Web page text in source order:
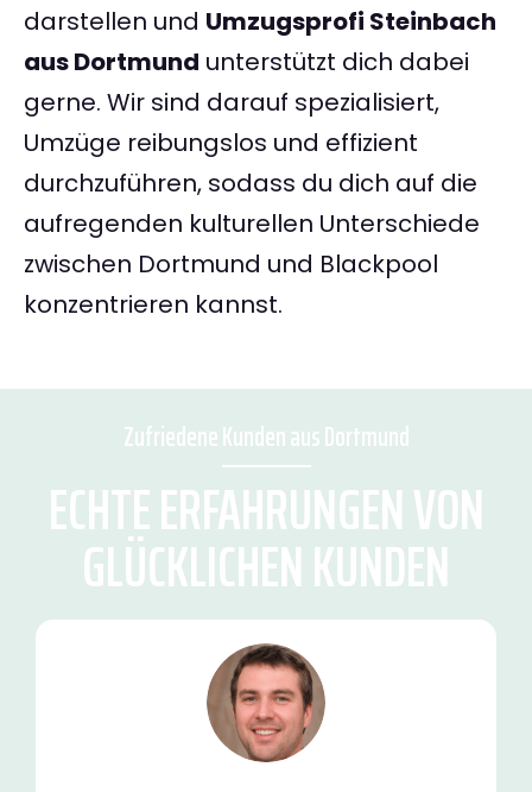
darstellen und Umzugsprofi Steinbach
aus Dortmund unterstützt dich dabei
gerne. Wir sind darauf spezialisiert,
Umzüge reibungslos und effizient
durchzuführen, sodass du dich auf die
aufregenden kulturellen Unterschiede
zwischen Dortmund und Blackpool
konzentrieren kannst.
Zufriedene Kunden aus Dortmund
ECHTE ERFAHRUNGEN VON
GLÜCKLICHEN KUNDEN